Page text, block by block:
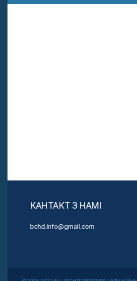
КАНТАКТ З НАМІ
bchd.info@gmail.com